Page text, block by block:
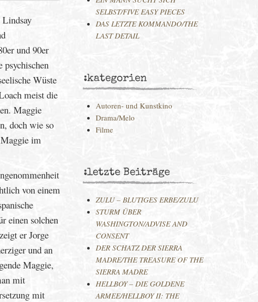
Lindsay
und 90er
psychischen
Wüste
meist die
Maggie
doch wie so
im
von einem
einen solchen
er Jorge
und an
Maggie,
mit
mit
SELBST/FIVE EASY PIECES
DAS LETZTE KOMMANDO/THE
LAST DETAIL
:kategorien
Autoren- und Kunstkino
Drama/Melo
Filme
:letzte Beiträge
ZULU – BLUTIGES ERBE/ZULU
STURM ÜBER
WASHINGTON/ADVISE AND
CONSENT
DER SCHATZ DER SIERRA
MADRE/THE TREASURE OF THE
SIERRA MADRE
HELLBOY – DIE GOLDENE
ARMEE/HELLBOY II: THE